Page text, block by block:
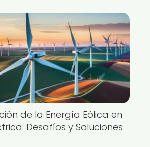
de la Energía Eólica en
Desafíos y Soluciones